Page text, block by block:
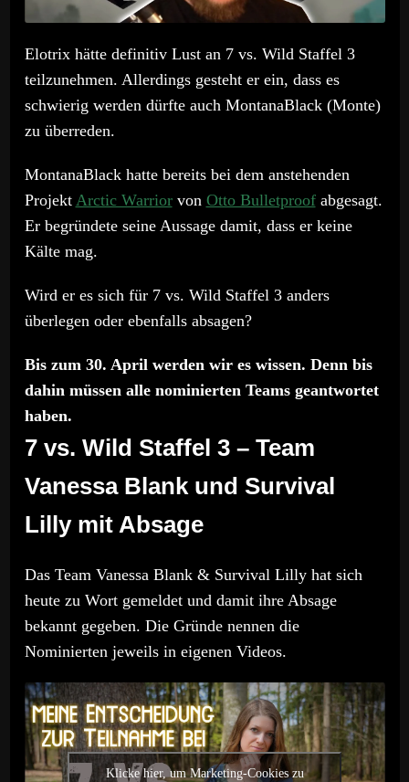
Elotrix hätte definitiv Lust an 7 vs. Wild Staffel 3
teilzunehmen. Allerdings gesteht er ein, dass es
schwierig werden dürfte auch MontanaBlack (Monte)
zu überreden.
MontanaBlack hatte bereits bei dem anstehenden
Projekt Arctic Warriorvon Otto Bulletproofabgesagt.
Er begründete seine Aussage damit, dass er keine
Kälte mag.
Wird er es sich für 7 vs. Wild Staffel 3 anders
überlegen oder ebenfalls absagen?
Bis zum 30. April werden wir es wissen. Denn bis
dahin müssen alle nominierten Teams geantwortet
haben.
7 vs. Wild Staffel 3 – Team
Vanessa Blank und Survival
Lilly mit Absage
Das Team Vanessa Blank & Survival Lilly hat sich
heute zu Wort gemeldet und damit ihre Absage
bekannt gegeben. Die Gründe nennen die
Nominierten jeweils in eigenen Videos.
Klicke hier, um Marketing-Cookies zu